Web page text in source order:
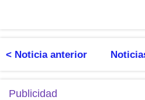
< Noticia anterior
Publicidad